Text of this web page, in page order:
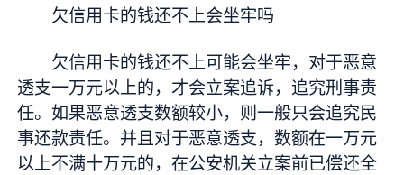
欠信用卡的钱还不上会坐牢吗
欠信用卡的钱还不上可能会坐牢，对于恶意
透支一万元以上的，才会立案追诉，追究刑事责
任。如果恶意透支数额较小，则一般只会追究民
事还款责任。并且对于恶意透支，数额在一万元
以上不满十万元的，在公安机关立案前已偿还全